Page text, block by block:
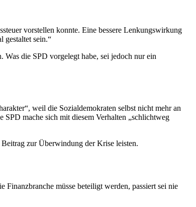
vorstellen konnte. Eine bessere Lenkungswirkung
gestaltet sein.“
Was die SPD vorgelegt habe, sei jedoch nur ein
weil die Sozialdemokraten selbst nicht mehr an
SPD mache sich mit diesem Verhalten „schlichtweg
zur Überwindung der Krise leisten.
müsse beteiligt werden, passiert sei nie